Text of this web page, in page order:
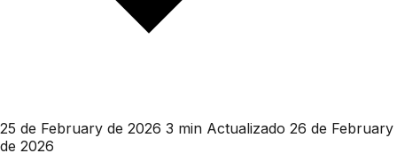
25 de February de 2026 3 min Actualizado 26 de February
de 2026